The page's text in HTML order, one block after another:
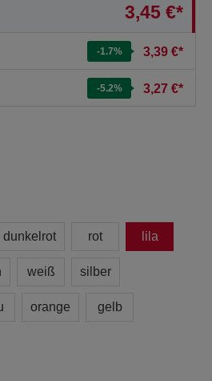
3,45 €*
-1.7% 3,39 €*
-5.2% 3,27 €*
dunkelrot rot lila
weiß silber
orange gelb